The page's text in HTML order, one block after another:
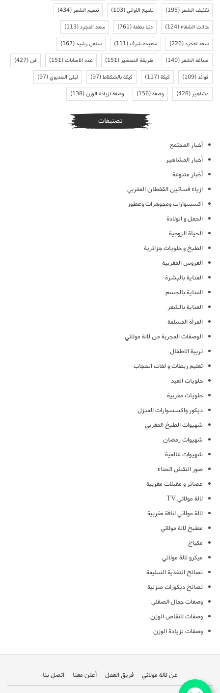
تكثيف الشعر(195) تلميع الاواني(103) تنعيم الشعر(434)
حالات الشفاء(124) دنيا بطمة(761) سعد المجرد(113)
سعد لمجرد(226) سعيدة شرف(111) سلمى رشيد(167)
صباغة الشعر(140) طريقة التحضير(151) عدد الاصابات(151) فن(427)
فوائد(109) كيكة(117) كيكة بالشكلاط(97) ليلى الحديوي(97)
مشاهير(428) وصفة(156) وصفة لزيادة الوزن(138)
تصنيفات
أخبار المجتمع
أخبار المشاهير
أخبار متنوعة
ازياء فساتين القفطان المغربي
اكسسوارات ومجوهرات وعطور
الحمل و الولادة
الحياة الزوجية
الطبخ و حلويات جزائرية
العروس المغربية
العناية بالبشرة
العناية بالجسم
العناية بالشعر
المرأة المسلمة
الوصفات المجربة من لالة مولاتي
تربية الاطفال
تعليم ربطات و لفات الحجاب
حلويات العيد
حلويات مغربية
ديكور واكسسوارات المنزل
شهيوات الطبخ المغربي
شهيوات رمضان
شهيوات عالمية
صور النقش الحناء
عصائر و مقبلات مغربية
لالة مولاتي TV
لالة مولاتي اناقة مغربية
مطبخ لالة مولاتي
مكياج
ميكرو لالة مولاتي
نصائح التغذية السليمة
نصائح ديكورات منزلية
وصفات جمال الصقلي
وصفات لانقاص الوزن
وصفات لزيادة الوزن
عن لالة مولاتي فريق العمل أعلن معنا اتصل بنا